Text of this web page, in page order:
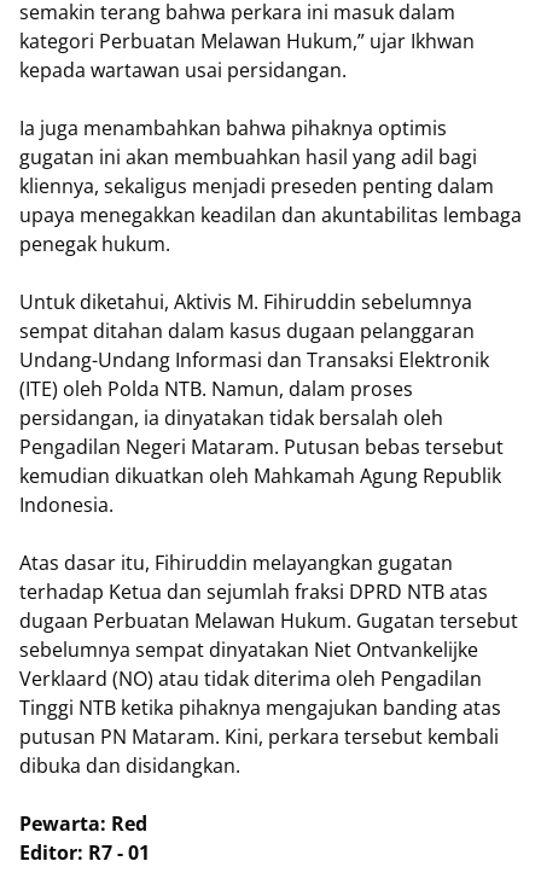
semakin terang bahwa perkara ini masuk dalam
kategori Perbuatan Melawan Hukum,” ujar Ikhwan
kepada wartawan usai persidangan.
Ia juga menambahkan bahwa pihaknya optimis
gugatan ini akan membuahkan hasil yang adil bagi
kliennya, sekaligus menjadi preseden penting dalam
upaya menegakkan keadilan dan akuntabilitas lembaga
penegak hukum.
Untuk diketahui, Aktivis M. Fihiruddin sebelumnya
sempat ditahan dalam kasus dugaan pelanggaran
Undang-Undang Informasi dan Transaksi Elektronik
(ITE) oleh Polda NTB. Namun, dalam proses
persidangan, ia dinyatakan tidak bersalah oleh
Pengadilan Negeri Mataram. Putusan bebas tersebut
kemudian dikuatkan oleh Mahkamah Agung Republik
Indonesia.
Atas dasar itu, Fihiruddin melayangkan gugatan
terhadap Ketua dan sejumlah fraksi DPRD NTB atas
dugaan Perbuatan Melawan Hukum. Gugatan tersebut
sebelumnya sempat dinyatakan Niet Ontvankelijke
Verklaard (NO) atau tidak diterima oleh Pengadilan
Tinggi NTB ketika pihaknya mengajukan banding atas
putusan PN Mataram. Kini, perkara tersebut kembali
dibuka dan disidangkan.
Pewarta: Red
Editor: R7 - 01